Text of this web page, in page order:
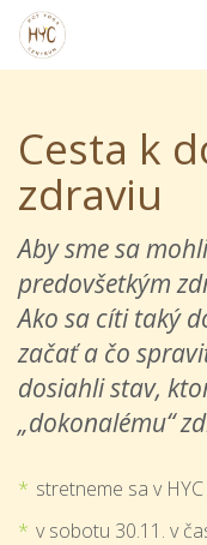
Cesta k
zdraviu
Aby sme sa
predovšetkým
Ako sa cíti taký
začať a čo
dosiahli stav,
„dokonalému“
stretneme sa v
v sobotu 30.11. v